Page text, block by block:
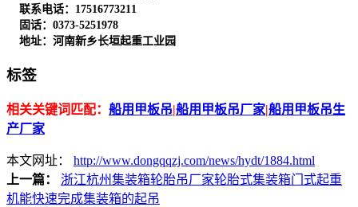
联系电话：17516773211
固话：0373-5251978
地址：河南新乡长垣起重工业园
标签
相关关键词匹配： 船用甲板吊|船用甲板吊厂家|船用甲板吊生
产厂家
本文网址： http://www.dongqqzj.com/news/hydt/1884.html
上一篇：
浙江杭州集装箱轮胎吊厂家轮胎式集装箱门式起重
机能快速完成集装箱的起吊